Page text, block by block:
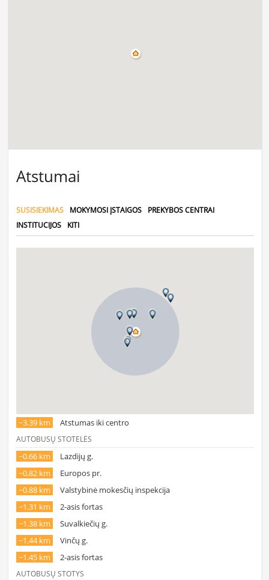
Atstumai
SUSISIEKIMAS MOKYMOSI ĮSTAIGOS
PREKYBOS CENTRAI
INSTITUCIJOS
KITI
~3.39 km Atstumas iki centro
AUTOBUSŲ STOTELĖS
~0.66 km
Lazdijų g.
~0.82 km
Europos pr.
~0.88 km
Valstybinė mokesčių inspekcija
~1.31 km
2-asis fortas
~1.38 km
Suvalkiečių g.
~1.44 km
Vinčų g.
~1.45 km
2-asis fortas
AUTOBUSŲ STOTYS